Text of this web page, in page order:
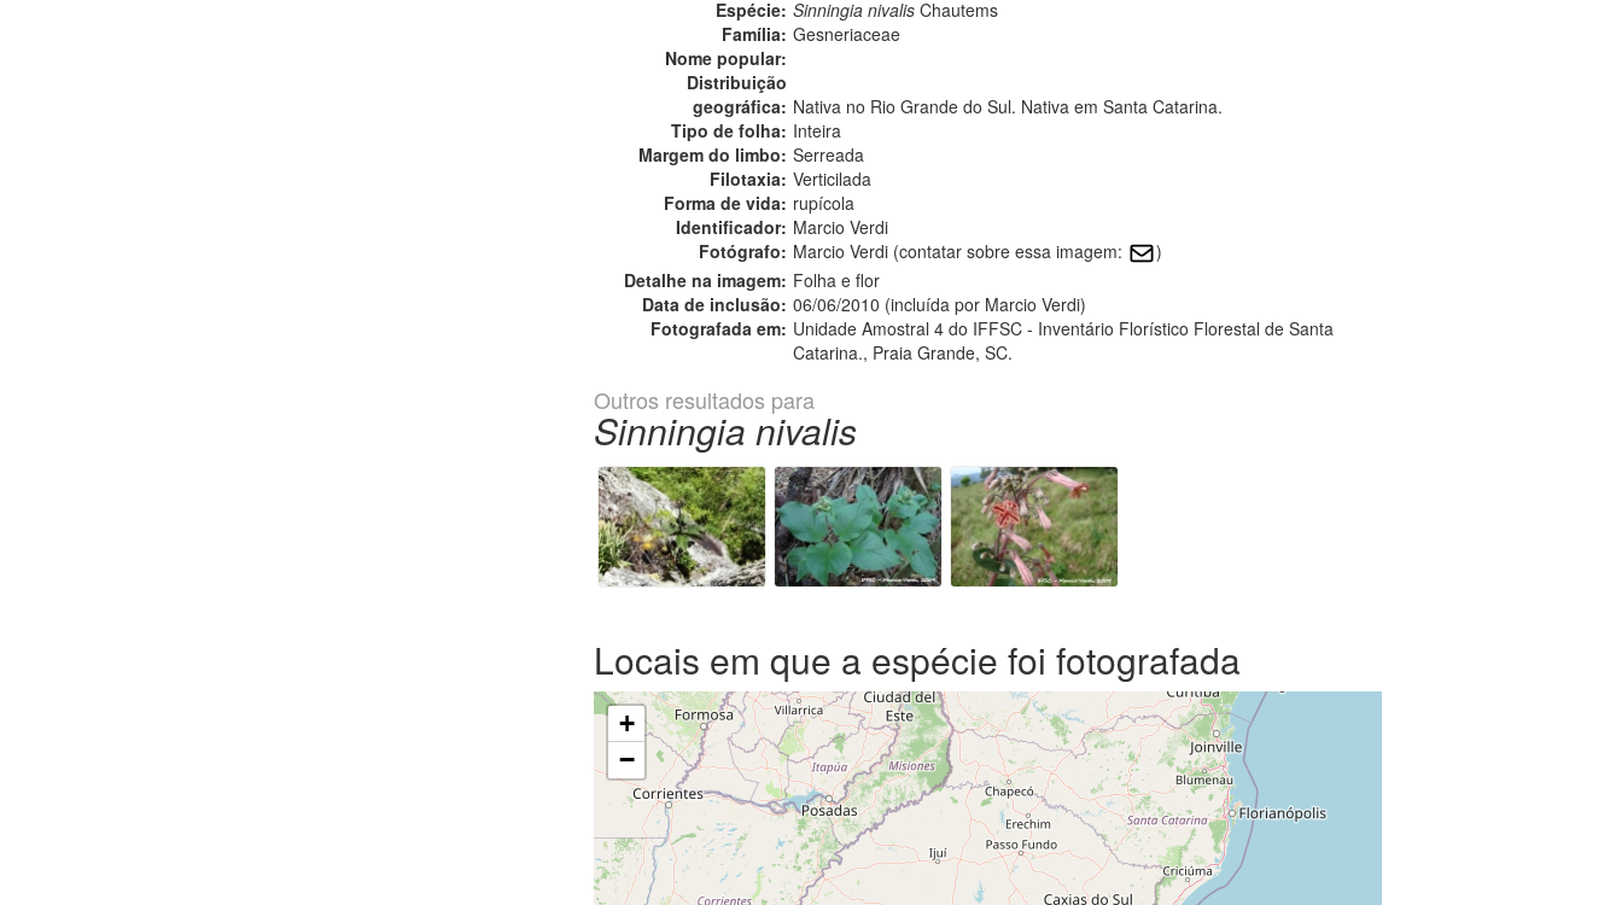
Espécie: Sinningia nivalis Chautems
Família: Gesneriaceae
Nome popular:
Distribuição
geográfica: Nativa no Rio Grande do Sul. Nativa em Santa Catarina.
Tipo de folha: Inteira
Margem do limbo: Serreada
Filotaxia: Verticilada
Forma de vida: rupícola
Identificador: Marcio Verdi
Fotógrafo: Marcio Verdi (contatar sobre essa imagem:
)
Detalhe na imagem: Folha e flor
Data de inclusão: 06/06/2010 (incluída por Marcio Verdi)
Fotografada em: Unidade Amostral 4 do IFFSC - Inventário Florístico Florestal de Santa
Catarina., Praia Grande, SC.
Outros resultados para
Sinningia nivalis
Locais em que a espécie foi fotografada
+
−